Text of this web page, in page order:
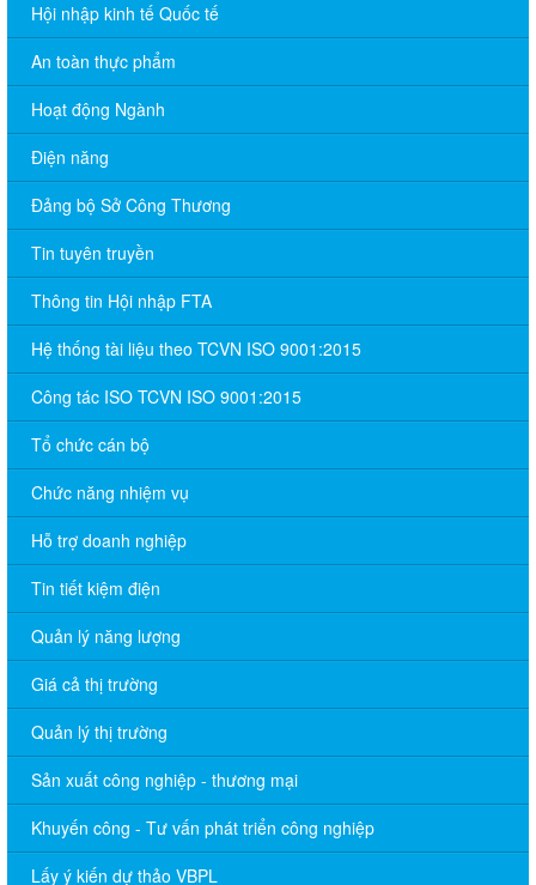
Hội nhập kinh tế Quốc tế
An toàn thực phẩm
Hoạt động Ngành
Điện năng
Đảng bộ Sở Công Thương
Tin tuyên truyền
Thông tin Hội nhập FTA
Hệ thống tài liệu theo TCVN ISO 9001:2015
Công tác ISO TCVN ISO 9001:2015
Tổ chức cán bộ
Chức năng nhiệm vụ
Hỗ trợ doanh nghiệp
Tin tiết kiệm điện
Quản lý năng lượng
Giá cả thị trường
Quản lý thị trường
Sản xuất công nghiệp - thương mại
Khuyến công - Tư vấn phát triển công nghiệp
Lấy ý kiến dự thảo VBPL